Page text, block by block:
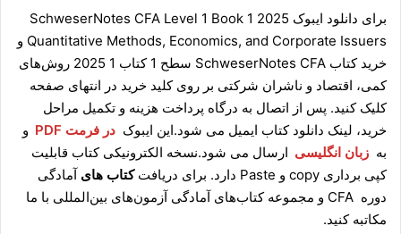
برای دانلود ایبوک SchweserNotes CFA Level 1 Book 1 2025
Quantitative Methods, Economics, and Corporate Issuers و
خرید کتاب SchweserNotes CFA سطح 1 کتاب 1 2025 روش‌های
کمی، اقتصاد و ناشران شرکتی بر روی کلید خرید در انتهای صفحه
کلیک کنید. پس از اتصال به درگاه پرداخت هزینه و تکمیل مراحل
خرید، لینک دانلود کتاب ایمیل می شود.این ایبوک در فرمت PDF
و
به زبان انگلیسی ارسال می شود.نسخه الکترونیکی کتاب قابلیت
کپی برداری copy و Paste دارد. برای دریافت
کتاب هایآمادگی
دوره CFA و مجموعه کتاب‌های آمادگی آزمون‌های بین‌المللی با ما
مکاتبه کنید.